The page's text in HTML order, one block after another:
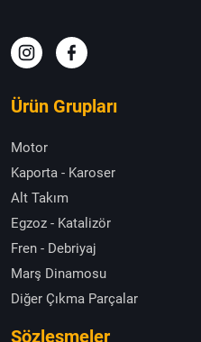
Ürün Grupları
Motor
Kaporta - Karoser
Alt Takım
Egzoz - Katalizör
Fren - Debriyaj
Marş Dinamosu
Diğer Çıkma Parçalar
Sözleşmeler